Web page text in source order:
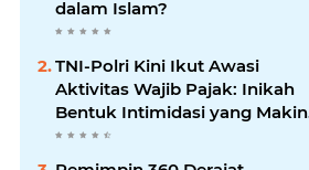
dalam Islam?
TNI-Polri Kini Ikut Awasi
Aktivitas Wajib Pajak: Inikah
Bentuk Intimidasi yang Makin
Menekan Rakyat?